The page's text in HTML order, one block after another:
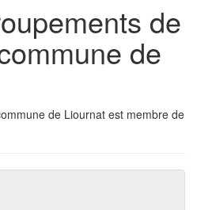
de
de
de Liournat est membre de